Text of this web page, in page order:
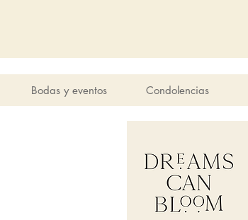
Bodas y eventos Condolencias